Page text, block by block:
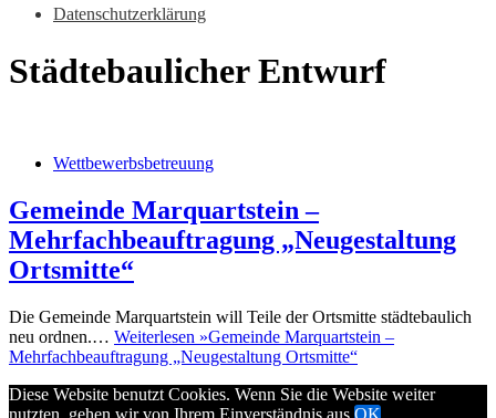
Datenschutzerklärung
Städtebaulicher Entwurf
Wettbewerbsbetreuung
Gemeinde Marquartstein –
Mehrfachbeauftragung „Neugestaltung
Ortsmitte“
Die Gemeinde Marquartstein will Teile der Ortsmitte städtebaulich
neu ordnen.… Weiterlesen »Gemeinde Marquartstein –
Mehrfachbeauftragung „Neugestaltung Ortsmitte“
Diese Website benutzt Cookies. Wenn Sie die Website weiter
nutzten, gehen wir von Ihrem Einverständnis aus. OK